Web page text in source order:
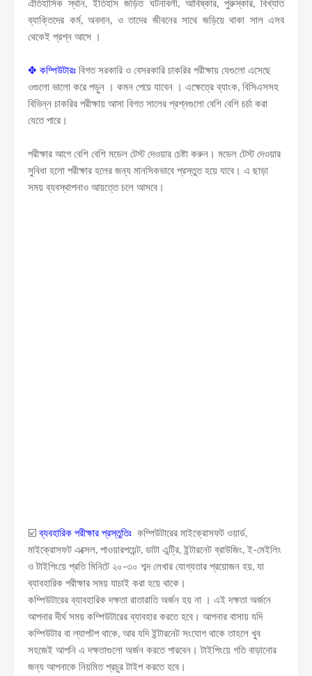
ঐতিহাসিক স্থান, ইতিহাস জড়িত ঘটনাবলী, আবিষ্কার, পুরুস্কার, বিখ্যাত
ব্যাক্তিদের কর্ম, অবদান, ও তাদের জীবনের সাথে জড়িয়ে থাকা সাল এসব
থেকেই প্রশ্ন আসে ।
✥ কম্পিউটারঃ বিগত সরকারি ও বেসরকারি চাকরির পরীক্ষায় যেগুলো এসেছে
ওগুলো ভালো করে পড়ুন । কমন পেয়ে যাবেন । এক্ষেত্রে ব্যাংক, বিসিএসসহ
বিভিন্ন চাকরির পরীক্ষায় আসা বিগত সালের প্রশ্নগুলো বেশি বেশি চর্চা করা
যেতে পারে।
পরীক্ষার আগে বেশি বেশি মডেল টেস্ট দেওয়ার চেষ্টা করুন। মডেল টেস্ট দেওয়ার
সুবিধা হলো পরীক্ষার হলের জন্য মানসিকভাবে প্রস্তুত হয়ে যাবে। এ ছাড়া
সময় ব্যবস্থাপনাও আয়ত্তে চলে আসবে।
☑️ব্যবহারিক পরীক্ষার প্রস্তুতিঃ কম্পিউটারের মাইক্রোসফট ওয়ার্ড,
মাইক্রোসফট এক্সেল, পাওয়ারপয়েন্ট, ডাটা এন্ট্রি, ইন্টারনেট ব্রাউজিং, ই-মেইলিং
ও টাইপিংয়ে প্রতি মিনিটে ২০-৩০ শব্দ লেখার যোগ্যতার প্রয়োজন হয়, যা
ব্যাবহারিক পরীক্ষার সময় যাচাই করা হয়ে থাকে।
কম্পিউটারের ব্যাবহারিক দক্ষতা রাতারাতি অর্জন হয় না । এই দক্ষতা অর্জনে
আপনার দীর্ঘ সময় কম্পিউটারের ব্যাবহার করতে হবে। আপনার বাসায় যদি
কম্পিউটার বা ল্যাপটপ থাকে, আর যদি ইন্টারনেট সংযোগ থাকে তাহলে খুব
সহজেই আপনি এ দক্ষতাগুলো অর্জন করতে পারবেন। টাইপিংয়ে গতি বাড়ানোর
জন্য আপনাকে নিয়মিত প্রচুর টাইপ করতে হবে।